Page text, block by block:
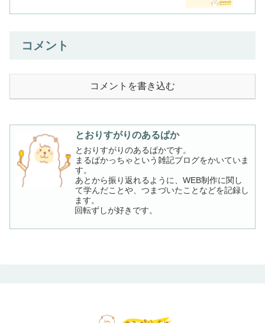
コメント
コメントを書き込む
とおりすがりのあるぱか
とおりすがりのあるぱかです。
まるぱかっちゃという雑記ブログをかいていま
す。
あとから振り返れるように、WEB制作に関し
て学んだことや、つまづいたことなどを記録し
ます。
回転ずしが好きです。